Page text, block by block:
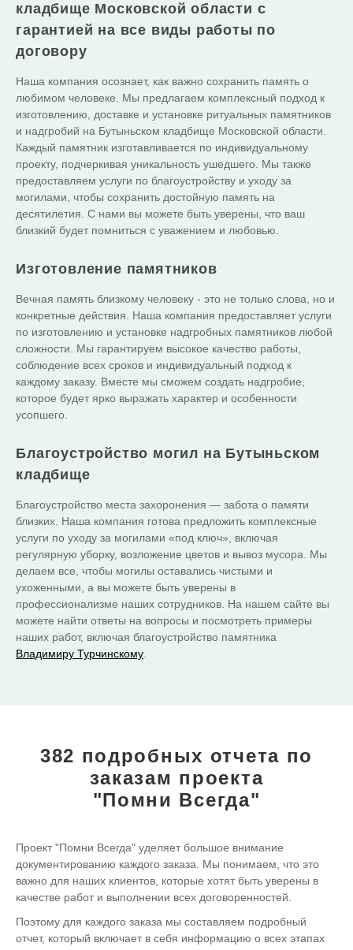
кладбище Московской области с
гарантией на все виды работы по
договору
Наша компания осознает, как важно сохранить память о
любимом человеке. Мы предлагаем комплексный подход к
изготовлению, доставке и установке ритуальных памятников
и надгробий на Бутыньском кладбище Московской области.
Каждый памятник изготавливается по индивидуальному
проекту, подчеркивая уникальность ушедшего. Мы также
предоставляем услуги по благоустройству и уходу за
могилами, чтобы сохранить достойную память на
десятилетия. С нами вы можете быть уверены, что ваш
близкий будет помниться с уважением и любовью.
Изготовление памятников
Вечная память близкому человеку - это не только слова, но и
конкретные действия. Наша компания предоставляет услуги
по изготовлению и установке надгробных памятников любой
сложности. Мы гарантируем высокое качество работы,
соблюдение всех сроков и индивидуальный подход к
каждому заказу. Вместе мы сможем создать надгробие,
которое будет ярко выражать характер и особенности
усопшего.
Благоустройство могил на Бутыньском
кладбище
Благоустройство места захоронения — забота о памяти
близких. Наша компания готова предложить комплексные
услуги по уходу за могилами «под ключ», включая
регулярную уборку, возложение цветов и вывоз мусора. Мы
делаем все, чтобы могилы оставались чистыми и
ухоженными, а вы можете быть уверены в
профессионализме наших сотрудников. На нашем сайте вы
можете найти ответы на вопросы и посмотреть примеры
наших работ, включая благоустройство памятника
Владимиру Турчинскому
382 подробных отчета по
заказам проекта
"Помни Всегда"
Проект "Помни Всегда" уделяет большое внимание
документированию каждого заказа. Мы понимаем, что это
важно для наших клиентов, которые хотят быть уверены в
качестве работ и выполнении всех договоренностей.
Поэтому для каждого заказа мы составляем подробный
отчет, который включает в себя информацию о всех этапах